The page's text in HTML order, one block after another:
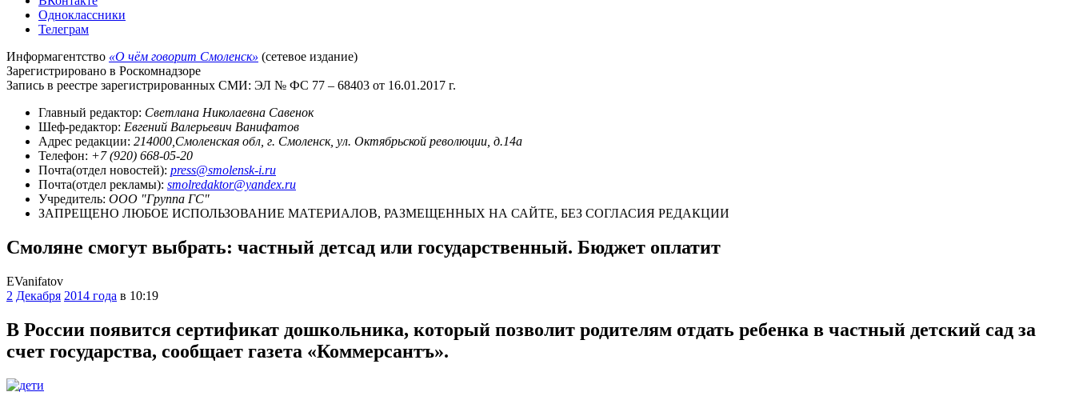
Одноклассники
Телеграм
Информагентство «О чём говорит Смоленск» (сетевое издание)
Зарегистрировано в Роскомнадзоре
Запись в реестре зарегистрированных СМИ: ЭЛ № ФС 77 – 68403 от 16.01.2017 г.
Главный редактор: Светлана Николаевна Савенок
Шеф-редактор: Евгений Валерьевич Ванифатов
Адрес редакции: 214000,Смоленская обл, г. Смоленск, ул. Октябрьской революции, д.14а
Телефон: +7 (920) 668-05-20
Почта(отдел новостей): press@smolensk-i.ru
Почта(отдел рекламы): smolredaktor@yandex.ru
Учредитель: ООО "Группа ГС"
ЗАПРЕЩЕНО ЛЮБОЕ ИСПОЛЬЗОВАНИЕ МАТЕРИАЛОВ, РАЗМЕЩЕННЫХ НА САЙТЕ, БЕЗ СОГЛАСИЯ РЕДАКЦИИ
Смоляне смогут выбрать: частный детсад или государственный. Бюджет оплатит
EVanifatov
2 Декабря 2014 года в 10:19
В России появится сертификат дошкольника, который позволит родителям отдать ребенка в частный детский сад за
счет государства, сообщает газета «Коммерсантъ».